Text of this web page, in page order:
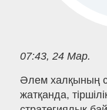
07:43, 24 Мар.
Әлем халқының
жатқанда,